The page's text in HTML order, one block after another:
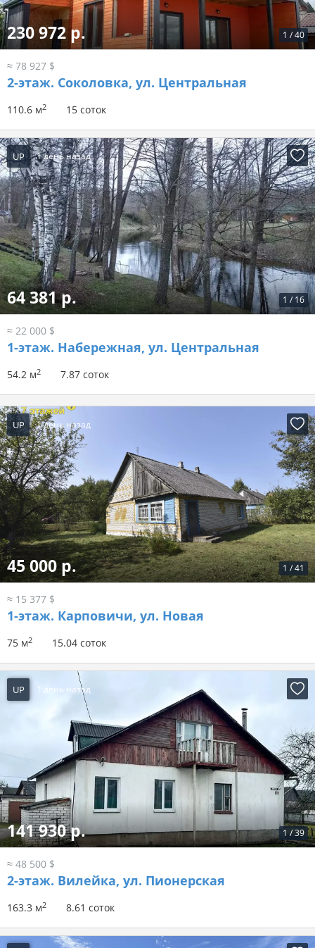
1 /40
230 972 р.
≈ 78 927 $
2-этаж. Соколовка, ул. Центральная
110.6 м2 15 соток
UP 1 день назад
1 / 16
64 381 р.
≈ 22 000 $
1-этаж. Набережная, ул. Центральная
54.2 м2 7.87 соток
UP 1 день назад
1 /41
45 000 р.
≈ 15 377 $
1-этаж. Карповичи, ул. Новая
75 м2 15.04 соток
UP 1 день назад
1 /39
141 930 р.
≈ 48 500 $
2-этаж. Вилейка, ул. Пионерская
163.3 м2 8.61 соток